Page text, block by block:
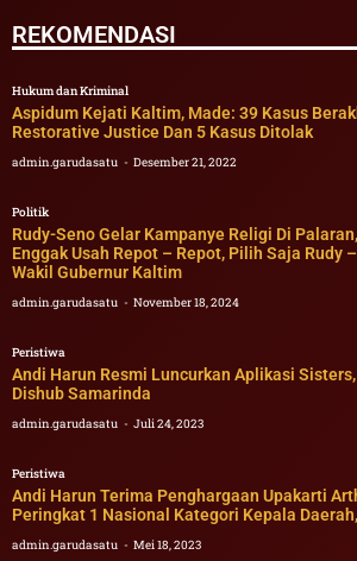
REKOMENDASI
Hukum dan Kriminal
Aspidum Kejati Kaltim, Made: 39 Kasus
Restorative Justice Dan 5 Kasus Ditolak
admin.garudasatu Desember 21, 2022
Politik
Rudy-Seno Gelar Kampanye Religi Di
Enggak Usah Repot – Repot, Pilih Saja Rudy
Wakil Gubernur Kaltim
admin.garudasatu November 18, 2024
Peristiwa
Andi Harun Resmi Luncurkan Aplikasi
Dishub Samarinda
admin.garudasatu Juli 24, 2023
Peristiwa
Andi Harun Terima Penghargaan Upakarti
Peringkat 1 Nasional Kategori Kepala
admin.garudasatu Mei 18, 2023